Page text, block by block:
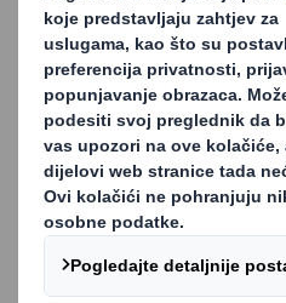
Vijenac S.H. Gutmanna 30
31551 Belisce
Croatia
KONTAKT: +385 31 516 200;
BILOKALNIK-IPA d.d.
Dravska ulica 19
48000 Koprivnica
Croatia